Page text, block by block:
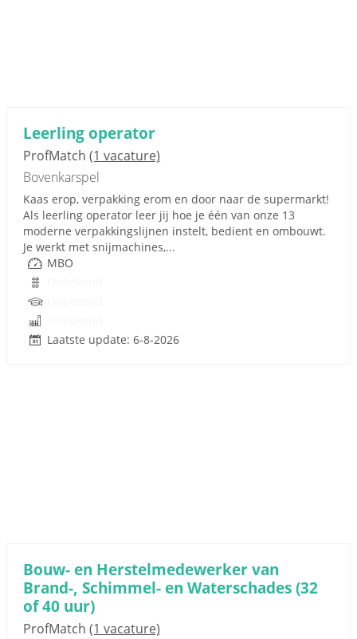
Leerling operator
ProfMatch (1 vacature)
Bovenkarspel
Kaas erop, verpakking erom en door naar de supermarkt!
Als leerling operator leer jij hoe je één van onze 13
moderne verpakkingslijnen instelt, bedient en ombouwt.
Je werkt met snijmachines,...
MBO
Laatste update: 6-8-2026
Bouw- en Herstelmedewerker van
Brand-, Schimmel- en Waterschades (32
of 40 uur)
ProfMatch (1 vacature)